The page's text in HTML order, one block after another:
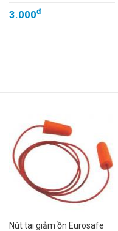
3.000đ
Nút tai giảm ồn Eurosafe